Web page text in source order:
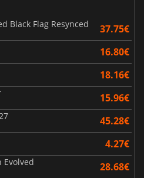
Black Flag Resynced
37.75€
16.80€
18.16€
15.96€
45.28€
4.27€
Evolved 28.68€